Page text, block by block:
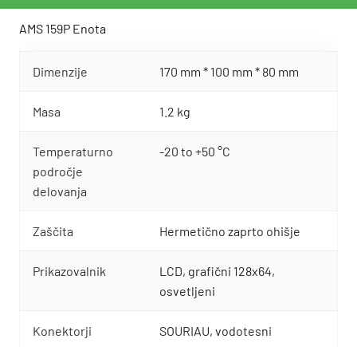
AMS 159P Enota
Dimenzije 170 mm * 100 mm * 80 mm
Masa 1.2 kg
Temperaturno
področje
delovanja
-20 to +50 °C
Zaščita Hermetično zaprto ohišje
Prikazovalnik
LCD, grafični 128x64,
osvetljeni
Konektorji SOURIAU, vodotesni